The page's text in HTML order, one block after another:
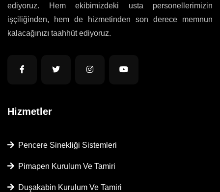
ediyoruz. Hem ekibimizdeki usta personellerimizin
işçiliğinden, hem de hizmetinden son derece memnun
kalacağınızı taahhüt ediyoruz.
Hizmetler
Pencere Sinekliği Sistemleri
Pimapen Kurulum Ve Tamiri
Duşakabin Kurulum Ve Tamiri